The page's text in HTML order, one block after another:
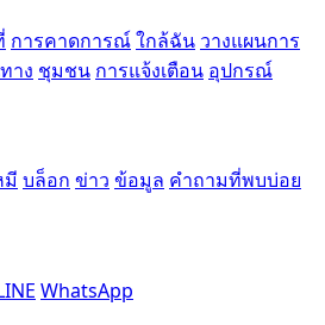
การคาดการณ์ใกล้ฉัน วางแผนการ
าง ชุมชน การแจ้งเตือน อุปกรณ์
มี บล็อก ข่าว ข้อมูล คำถามที่พบบ่อย
WhatsApp